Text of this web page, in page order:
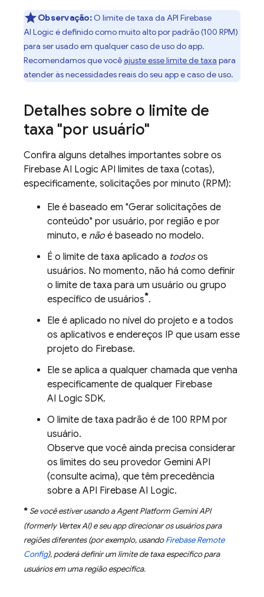
Observação:O limite de taxa da API Firebase
AI Logicé definido como muito alto por padrão (100 RPM)
para ser usado em qualquer caso de uso do app.
Recomendamos que vocêajuste esse limite de taxa para
atender às necessidades reais do seu app e caso de uso.
Detalhes sobre o limite de
taxa "por usuário"
Confira alguns detalhes importantes sobre os
Firebase AI Logic API limites de taxa (cotas),
especificamente, solicitações por minuto (RPM):
Ele é baseado em "Gerar solicitações de
conteúdo" por usuário, por região e por
minuto, e não é baseado no modelo.
É o limite de taxa aplicado a todosos
usuários. No momento, não há como definir
o limite de taxa para um usuário ou grupo
específico de usuários*.
Ele é aplicado no nível do projeto e a todos
os aplicativos e endereços IP que usam esse
projeto do Firebase.
Ele se aplica a qualquer chamada que venha
especificamente de qualquer Firebase
AI Logic SDK.
O limite de taxa padrão é de 100 RPM por
usuário.
Observe que você ainda precisa considerar
os limites do seu provedor Gemini API
(consulte acima), que têm precedência
sobre a API Firebase AI Logic.
* Se você estiver usando aAgent Platform Gemini API
(formerly Vertex AI)e seu app direcionar os usuários para
regiões diferentes (por exemplo, usandoFirebase Remote
Config), poderá definir um limite de taxa específico para
usuários em uma região específica.